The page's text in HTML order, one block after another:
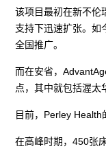
该项目最初在新不伦
支持下迅速扩张。如
全国推广。
而在安省，
点，其中就包括渥太
目前，Perley Health
在高峰时期，450张